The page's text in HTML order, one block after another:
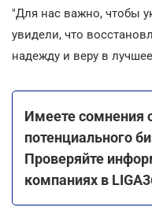
"Для нас важно, чтобы
увидели, что
надежду и веру в
Имеете сомнения
потенциального
Проверяйте
компаниях в